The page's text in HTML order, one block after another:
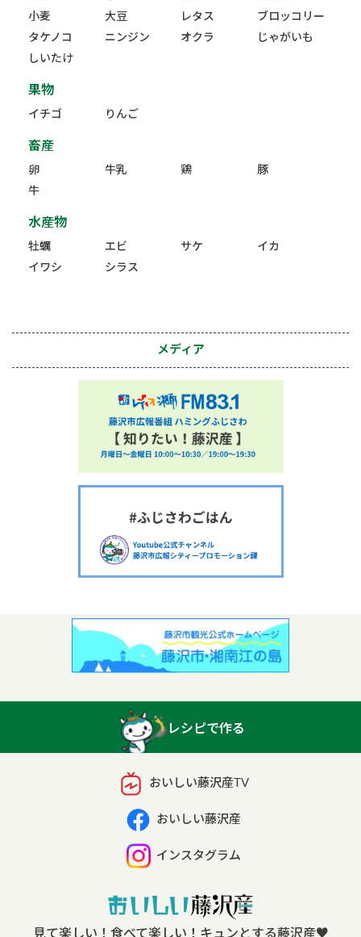
小麦
大豆 レタス
ブロッコリー
タケノコ
ニンジン オクラ
じゃがいも
しいたけ
果物
イチゴ りんご
畜産
卵 牛乳 鶏
豚
牛
水産物
牡蠣 エビ サケ
イカ
イワシ
シラス
メディア
レシピで作る
おいしい藤沢産TV
おいしい藤沢産
インスタグラム
見て楽しい！食べて楽しい！キュンとする藤沢産♥︎